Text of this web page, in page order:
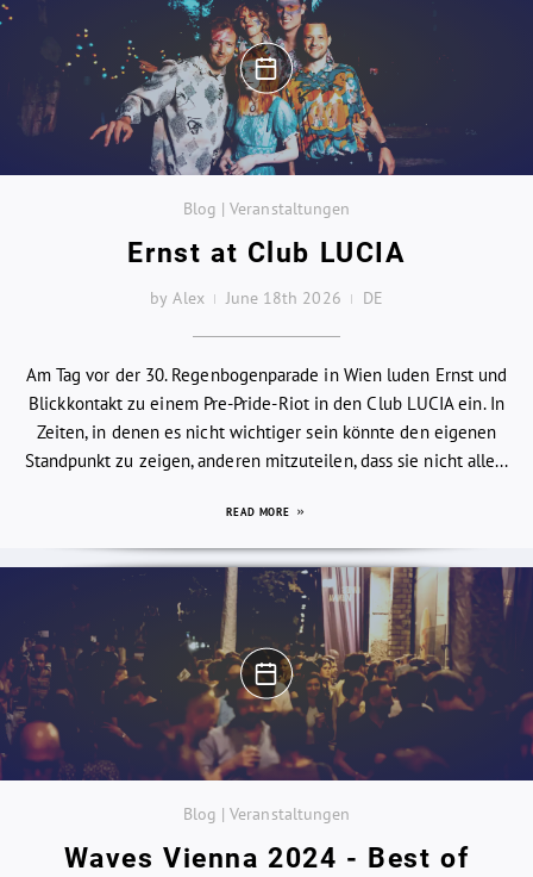
Blog | Veranstaltungen
Ernst at Club LUCIA
by Alex June 18th 2026 DE
Am Tag vor der 30. Regenbogenparade in Wien luden Ernst und
Blickkontakt zu einem Pre-Pride-Riot in den Club LUCIA ein. In
Zeiten, in denen es nicht wichtiger sein könnte den eigenen
Standpunkt zu zeigen, anderen mitzuteilen, dass sie nicht alle...
READ MORE
Blog | Veranstaltungen
Waves Vienna 2024 - Best of